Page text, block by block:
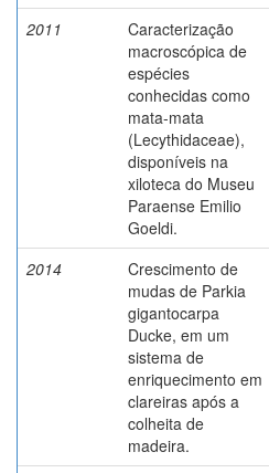
2011
Caracterização
macroscópica de
espécies
conhecidas como
mata-mata
(Lecythidaceae),
disponíveis na
xiloteca do Museu
Paraense Emilio
Goeldi.
2014
Crescimento de
mudas de Parkia
gigantocarpa
Ducke, em um
sistema de
enriquecimento em
clareiras após a
colheita de
madeira.